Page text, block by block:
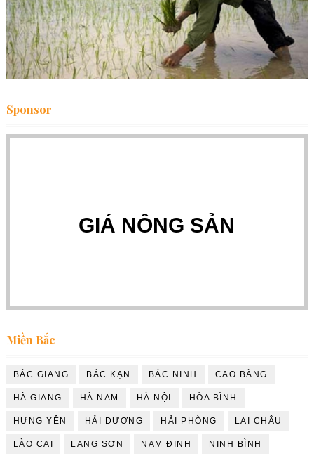
Sponsor
GIÁ NÔNG SẢN
Miền Bắc
BẮC GIANG BẮC KẠN BẮC NINH CAO BẰNG
HÀ GIANG HÀ NAM HÀ NỘI HÒA BÌNH
HƯNG YÊN HẢI DƯƠNG HẢI PHÒNG LAI CHÂU
LÀO CAI LẠNG SƠN NAM ĐỊNH NINH BÌNH